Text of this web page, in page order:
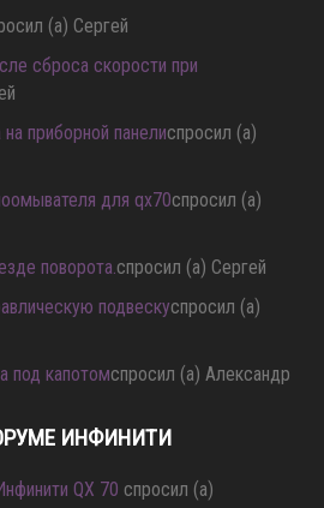
(а) Сергей
сброса скорости при
приборной панелиспросил (а)
для qx70спросил (а)
поворота.спросил (а) Сергей
подвескуспросил (а)
под капотомспросил (а) Александр
ИНФИНИТИ
QX 70 спросил (а)